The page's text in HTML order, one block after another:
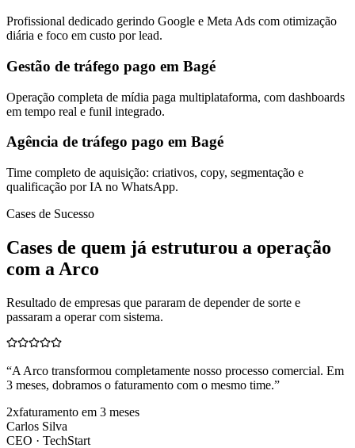
Profissional dedicado gerindo Google e Meta Ads com otimização
diária e foco em custo por lead.
Gestão de tráfego pago em Bagé
Operação completa de mídia paga multiplataforma, com dashboards
em tempo real e funil integrado.
Agência de tráfego pago em Bagé
Time completo de aquisição: criativos, copy, segmentação e
qualificação por IA no WhatsApp.
Cases de Sucesso
Cases de quem já estruturou a operação
com a Arco
Resultado de empresas que pararam de depender de sorte e
passaram a operar com sistema.
“A Arco transformou completamente nosso processo comercial. Em
3 meses, dobramos o faturamento com o mesmo time.”
2xfaturamento em 3 meses
Carlos Silva
CEO · TechStart